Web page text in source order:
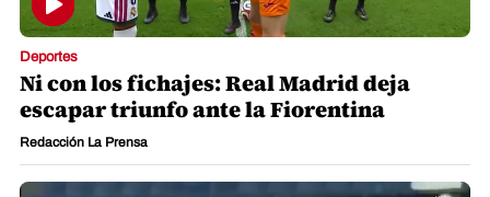
Deportes
Ni con los fichajes: Real Madrid deja
escapar triunfo ante la Fiorentina
Redacción La Prensa